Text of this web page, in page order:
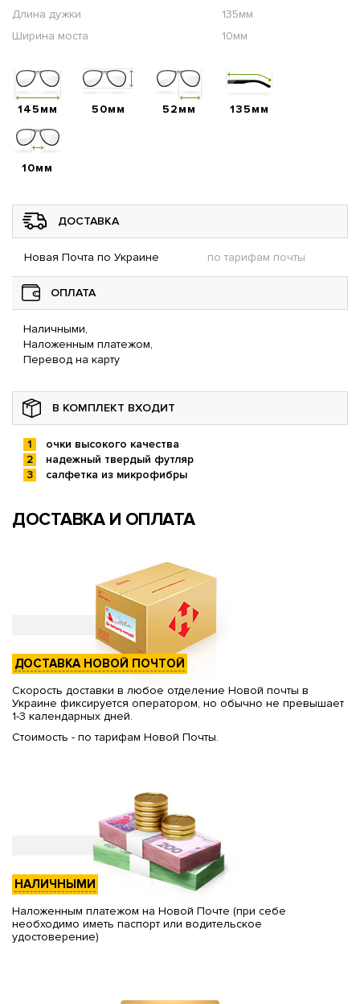
Длина дужки
135мм
Ширина моста
10мм
145мм 50мм 52мм 135мм
10мм
ДОСТАВКА
Новая Почта по Украине по тарифам почты
ОПЛАТА
Наличными,
Наложенным платежом,
Перевод на карту
В КОМПЛЕКТ ВХОДИТ
очки высокого качества
надежный твердый футляр
салфетка из микрофибры
ДОСТАВКА И ОПЛАТА
ДОСТАВКА НОВОЙ ПОЧТОЙ
Скорость доставки в любое отделение Новой почты в
Украине фиксируется оператором, но обычно не превышает
1-3 календарных дней.
Стоимость - по тарифам Новой Почты.
НАЛИЧНЫМИ
Наложенным платежом на Новой Почте (при себе
необходимо иметь паспорт или водительское
удостоверение)